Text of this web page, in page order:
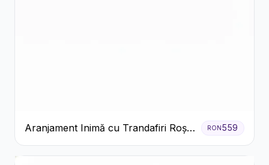
Aranjament Inimă cu Trandafiri Roșii
și Ciocolată Ferrero Rocher
RON559